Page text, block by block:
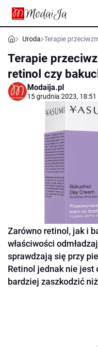
Uroda Terapie
Terapie
retinol czy
Modaija.pl
15 grudnia 2023, 18:51
Zarówno retinol, jak i
właściwości
sprawdzają się przy
Retinol jednak nie jest
bardziej zaszkodzić